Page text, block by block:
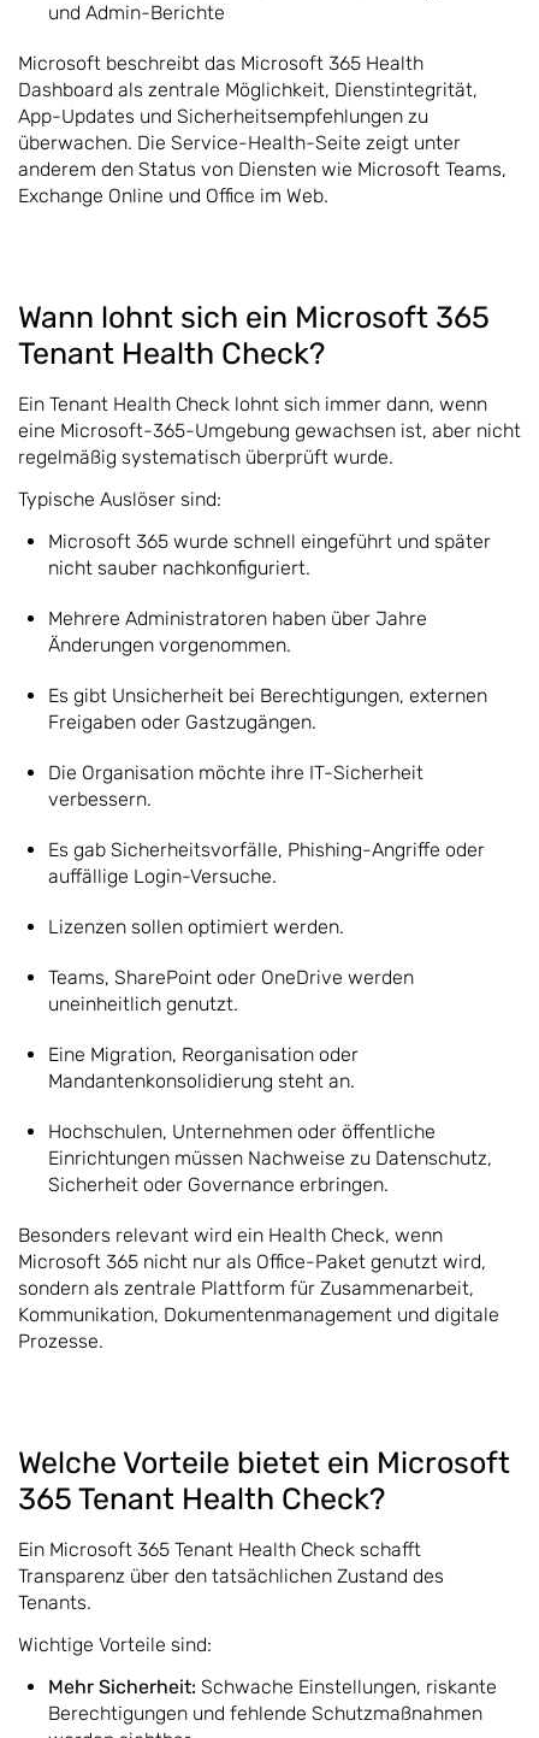
und Admin-Berichte
Microsoft beschreibt das Microsoft 365 Health
Dashboard als zentrale Möglichkeit, Dienstintegrität,
App-Updates und Sicherheitsempfehlungen zu
überwachen. Die Service-Health-Seite zeigt unter
anderem den Status von Diensten wie Microsoft Teams,
Exchange Online und Office im Web.
Wann lohnt sich ein Microsoft 365
Tenant Health Check?
Ein Tenant Health Check lohnt sich immer dann, wenn
eine Microsoft-365-Umgebung gewachsen ist, aber nicht
regelmäßig systematisch überprüft wurde.
Typische Auslöser sind:
Microsoft 365 wurde schnell eingeführt und später
nicht sauber nachkonfiguriert.
Mehrere Administratoren haben über Jahre
Änderungen vorgenommen.
Es gibt Unsicherheit bei Berechtigungen, externen
Freigaben oder Gastzugängen.
Die Organisation möchte ihre IT-Sicherheit
verbessern.
Es gab Sicherheitsvorfälle, Phishing-Angriffe oder
auffällige Login-Versuche.
Lizenzen sollen optimiert werden.
Teams, SharePoint oder OneDrive werden
uneinheitlich genutzt.
Eine Migration, Reorganisation oder
Mandantenkonsolidierung steht an.
Hochschulen, Unternehmen oder öffentliche
Einrichtungen müssen Nachweise zu Datenschutz,
Sicherheit oder Governance erbringen.
Besonders relevant wird ein Health Check, wenn
Microsoft 365 nicht nur als Office-Paket genutzt wird,
sondern als zentrale Plattform für Zusammenarbeit,
Kommunikation, Dokumentenmanagement und digitale
Prozesse.
Welche Vorteile bietet ein Microsoft
365 Tenant Health Check?
Ein Microsoft 365 Tenant Health Check schafft
Transparenz über den tatsächlichen Zustand des
Tenants.
Wichtige Vorteile sind:
Mehr Sicherheit: Schwache Einstellungen, riskante
Berechtigungen und fehlende Schutzmaßnahmen